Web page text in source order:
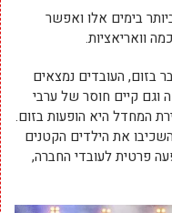
בימים אלו ואפשר
וואריאציות.
בזום, העובדים נמצאים
וגם קיים חוסר של ערבי
המחדל היא הופעות בזום.
את הילדים הקטנים
פרטית לעובדי החברה,